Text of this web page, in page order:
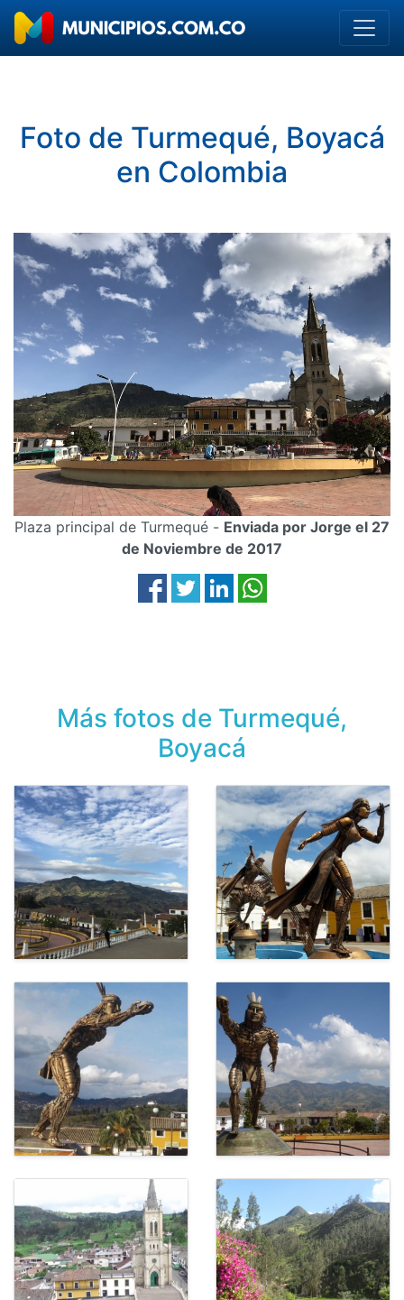
Foto de Turmequé, Boyacá
en Colombia
Plaza principal de Turmequé - Enviada por Jorge el 27
de Noviembre de 2017
Más fotos de Turmequé,
Boyacá